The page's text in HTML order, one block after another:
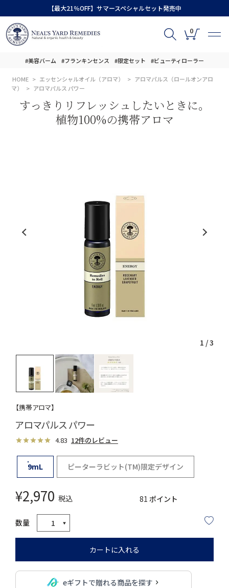
【最大21％OFF】サマースペシャルセット発売中
0
#美容バーム #フランキンセンス #限定セット #ビューティローラー
HOME エッセンシャルオイル（アロマ）
アロマパルス（ロールオンアロ
マ）
アロマパルス パワー
すっきりリフレッシュしたいときに。
植物100%の携帯アロマ
1 /3
【携帯アロマ】
アロマパルス パワー
4.83 12件のレビュー
9mL ピーターラビット(TM)限定デザイン
¥2,970 税込 81 ポイント
カートに入れる
eギフトで贈れる商品を探す